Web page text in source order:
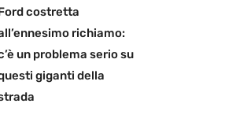
costretta
richiamo:
un problema serio su
giganti della